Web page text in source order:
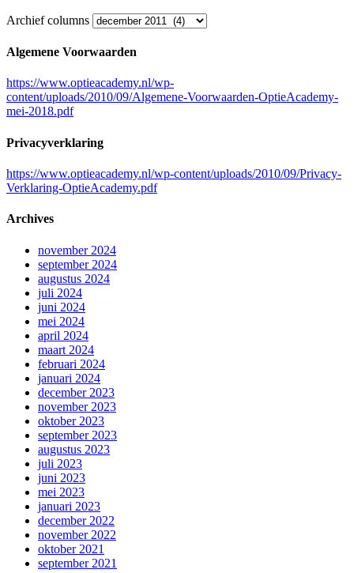
Archief columns
Algemene Voorwaarden
https://www.optieacademy.nl/wp-
content/uploads/2010/09/Algemene-Voorwaarden-OptieAcademy-
mei-2018.pdf
Privacyverklaring
https://www.optieacademy.nl/wp-content/uploads/2010/09/Privacy-
Verklaring-OptieAcademy.pdf
Archives
november 2024
september 2024
augustus 2024
juli 2024
juni 2024
mei 2024
april 2024
maart 2024
februari 2024
januari 2024
december 2023
november 2023
oktober 2023
september 2023
augustus 2023
juli 2023
juni 2023
mei 2023
januari 2023
december 2022
november 2022
oktober 2021
september 2021